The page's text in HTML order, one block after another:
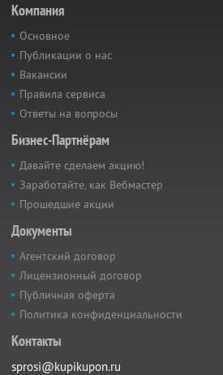
Компания
Основное
Публикации о нас
Вакансии
Правила сервиса
Ответы на вопросы
Бизнес-Партнёрам
Давайте сделаем акцию!
Заработайте, как Вебмастер
Прошедшие акции
Документы
Агентский договор
Лицензионный договор
Публичная оферта
Политика конфиденциальности
Контакты
sprosi@kupikupon.ru